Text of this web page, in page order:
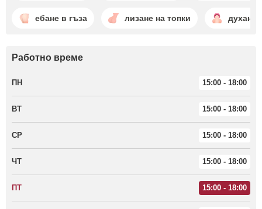
ебане в гъза лизане на топки духане
Работно време
ПН 15:00 - 18:00
ВТ 15:00 - 18:00
СР 15:00 - 18:00
ЧТ 15:00 - 18:00
ПТ 15:00 - 18:00